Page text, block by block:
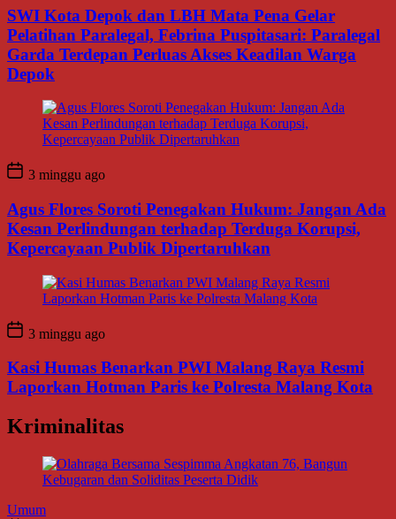
SWI Kota Depok dan LBH Mata Pena Gelar
Pelatihan Paralegal, Febrina Puspitasari: Paralegal
Garda Terdepan Perluas Akses Keadilan Warga
Depok
3 minggu ago
Agus Flores Soroti Penegakan Hukum: Jangan Ada
Kesan Perlindungan terhadap Terduga Korupsi,
Kepercayaan Publik Dipertaruhkan
3 minggu ago
Kasi Humas Benarkan PWI Malang Raya Resmi
Laporkan Hotman Paris ke Polresta Malang Kota
Kriminalitas
Umum